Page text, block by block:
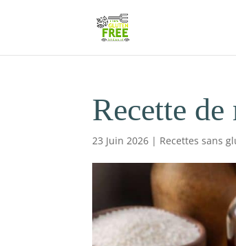
Recette
23 Juin 2026 | Recettes sans